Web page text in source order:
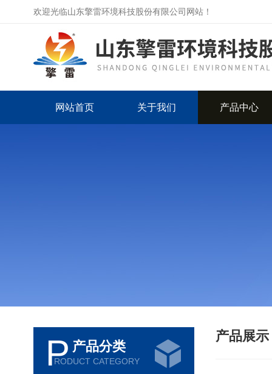
欢迎光临山东擎雷环境科技股份有限公司网站！
网站首页 关于我们 产品中心
P 产品分类
RODUCT CATEGORY
产品展示